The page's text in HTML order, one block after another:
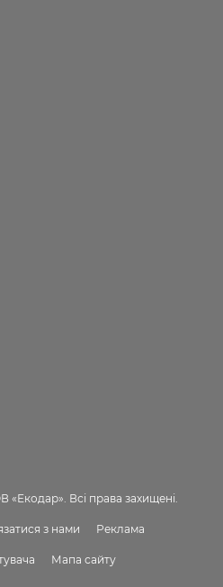
Всі права захищені.
з нами Реклама
Мапа сайту